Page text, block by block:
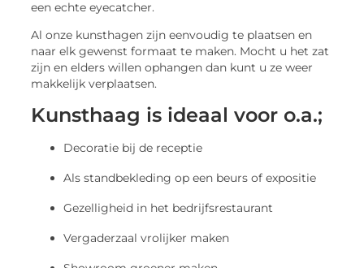
een echte eyecatcher.
Al onze kunsthagen zijn eenvoudig te plaatsen en
naar elk gewenst formaat te maken. Mocht u het zat
zijn en elders willen ophangen dan kunt u ze weer
makkelijk verplaatsen.
Kunsthaag is ideaal voor o.a.;
Decoratie bij de receptie
Als standbekleding op een beurs of expositie
Gezelligheid in het bedrijfsrestaurant
Vergaderzaal vrolijker maken